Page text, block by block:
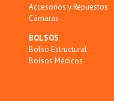
Accesorios y Repuestos
Cámaras
BOLSOS
Bolso Estructural
Bolsos Médicos